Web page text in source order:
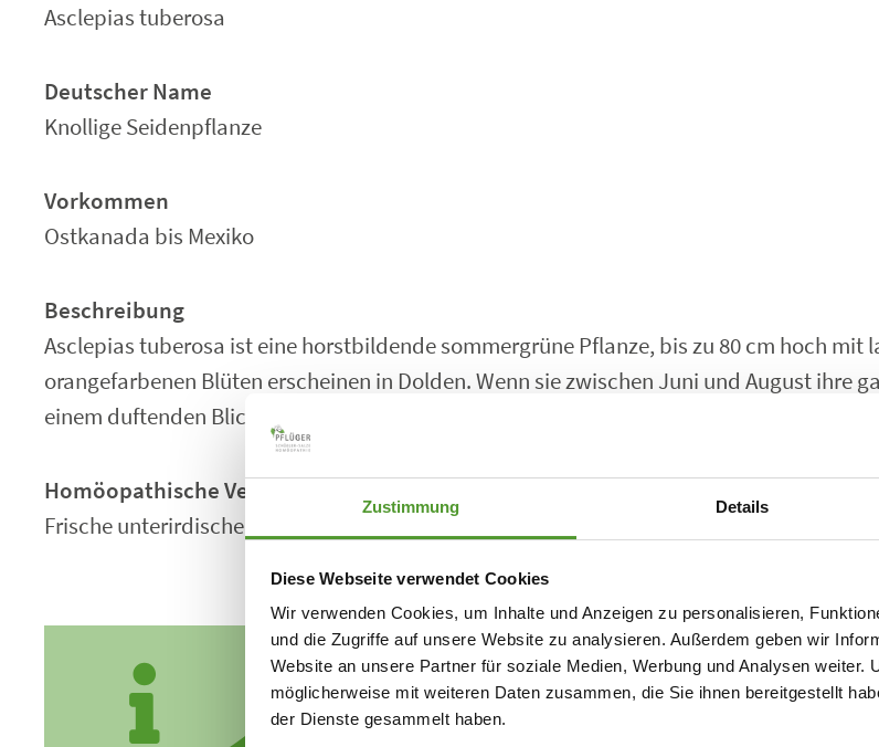
Zustimmung Details
Diese Webseite verwendet Cookies
Wir verwenden Cookies, um Inhalte und Anzeigen zu personalisieren,
und die Zugriffe auf unsere Website zu analysieren. Außerdem geben wir
Website an unsere Partner für soziale Medien, Werbung und Analysen weiter.
möglicherweise mit weiteren Daten zusammen, die Sie ihnen bereitgestellt
der Dienste gesammelt haben.
Asclepias tuberosa
Deutscher Name
Knollige Seidenpflanze
Vorkommen
Ostkanada bis Mexiko
Beschreibung
Asclepias tuberosa ist eine horstbildende sommergrüne Pflanze, bis zu 80 cm hoch
orangefarbenen Blüten erscheinen in Dolden. Wenn sie zwischen Juni und August ihre
einem duftenden Blickfang.
Homöopathische Verwendung
Frische unterirdische Teile